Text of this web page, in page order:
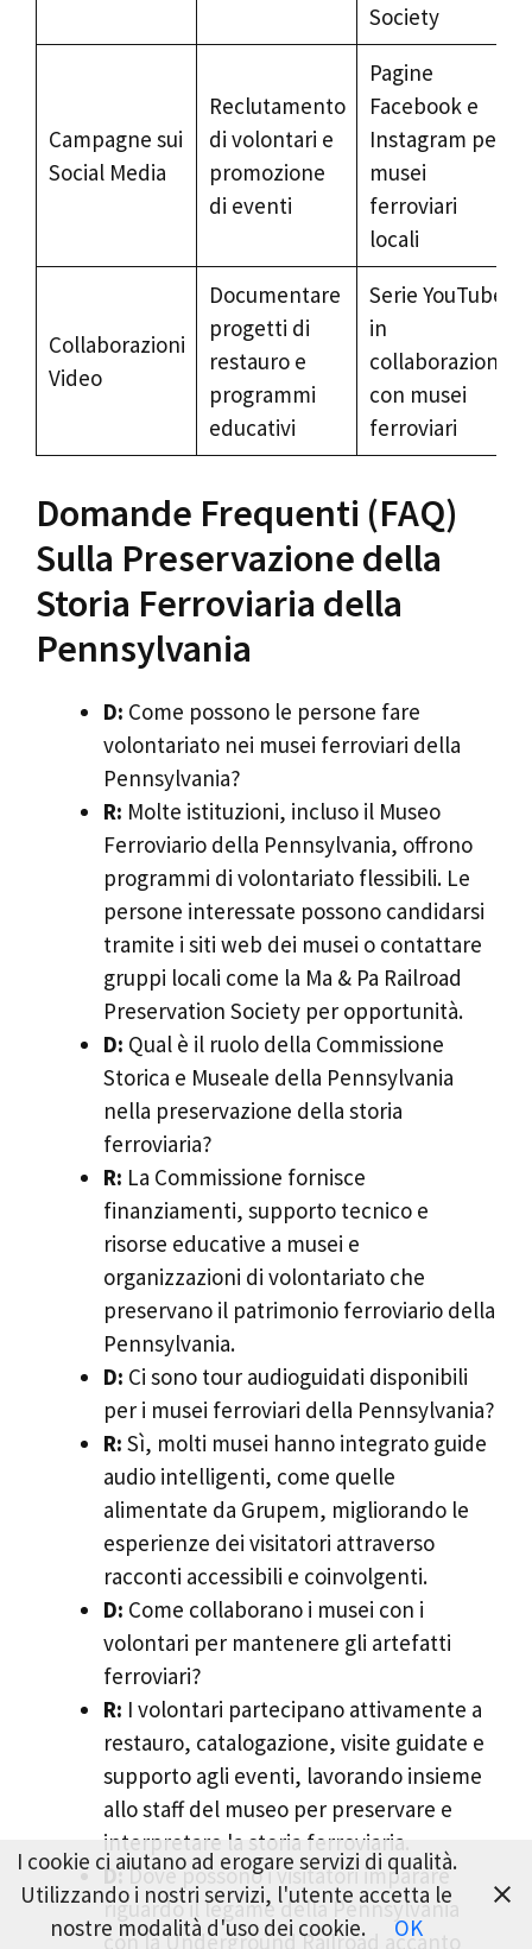
Society
Campagne sui
Social Media
Reclutamento
di volontari e
promozione
di eventi
Pagine
Facebook e
Instagram per
musei
ferroviari
locali
Collaborazioni
Video
Documentare
progetti di
restauro e
programmi
educativi
Serie YouTube
in
collaborazione
con musei
ferroviari
Domande Frequenti (FAQ)
Sulla Preservazione della
Storia Ferroviaria della
Pennsylvania
D: Come possono le persone fare
volontariato nei musei ferroviari della
Pennsylvania?
R: Molte istituzioni, incluso il Museo
Ferroviario della Pennsylvania, offrono
programmi di volontariato flessibili. Le
persone interessate possono candidarsi
tramite i siti web dei musei o contattare
gruppi locali come la Ma & Pa Railroad
Preservation Society per opportunità.
D: Qual è il ruolo della Commissione
Storica e Museale della Pennsylvania
nella preservazione della storia
ferroviaria?
R: La Commissione fornisce
finanziamenti, supporto tecnico e
risorse educative a musei e
organizzazioni di volontariato che
preservano il patrimonio ferroviario della
Pennsylvania.
D: Ci sono tour audioguidati disponibili
per i musei ferroviari della Pennsylvania?
R: Sì, molti musei hanno integrato guide
audio intelligenti, come quelle
alimentate da Grupem, migliorando le
esperienze dei visitatori attraverso
racconti accessibili e coinvolgenti.
D: Come collaborano i musei con i
volontari per mantenere gli artefatti
ferroviari?
R: I volontari partecipano attivamente a
restauro, catalogazione, visite guidate e
supporto agli eventi, lavorando insieme
allo staff del museo per preservare e
interpretare la storia ferroviaria.
D:Dove possono i visitatori imparare
riguardo il legame della Pennsylvania
con la Underground Railroad accanto
I cookie ci aiutano ad erogare servizi di qualità.
Utilizzando i nostri servizi, l'utente accetta le
nostre modalità d'uso dei cookie.
OK